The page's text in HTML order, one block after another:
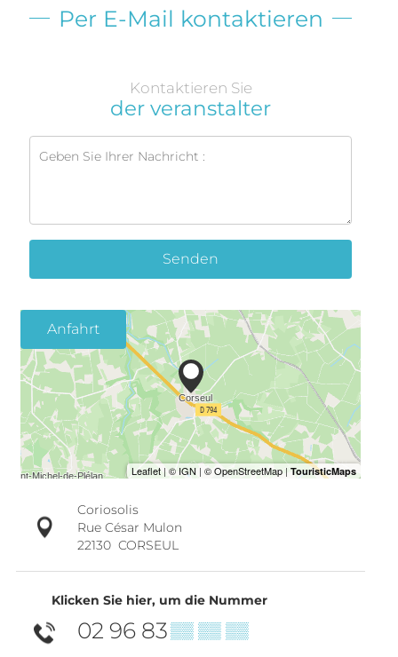
Per E-Mail kontaktieren
Kontaktieren Sie
der veranstalter
Senden
Anfahrt
Coriosolis
Rue César Mulon
22130 CORSEUL
Klicken Sie hier, um die Nummer
02 96 83▒▒ ▒▒ ▒▒